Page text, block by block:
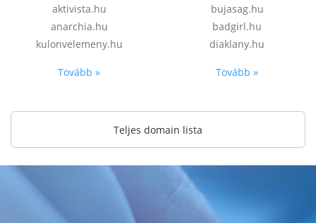
aktivista.hu
anarchia.hu
kulonvelemeny.hu
Tovább »
bujasag.hu
badgirl.hu
diaklany.hu
Tovább »
Teljes domain lista